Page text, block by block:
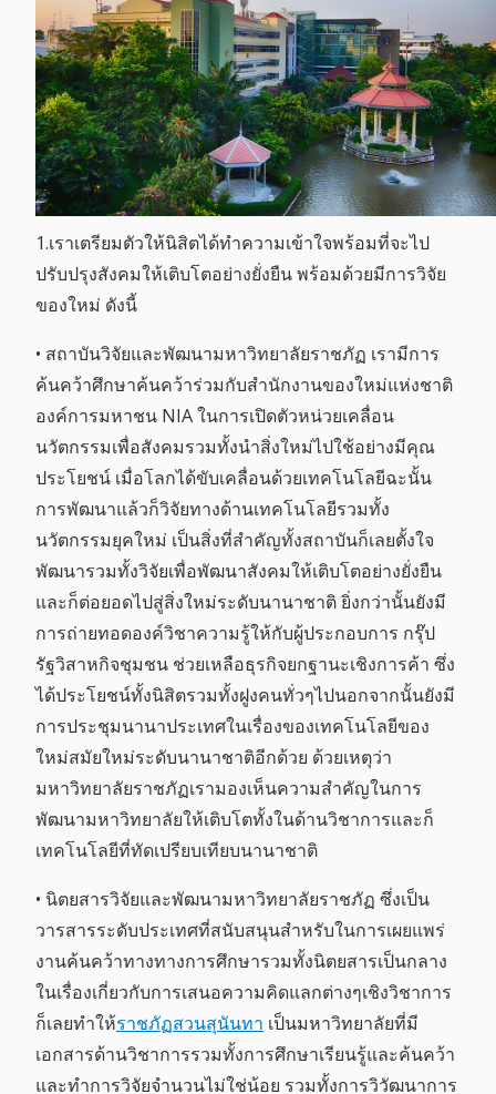
1.เราเตรียมตัวให้นิสิตได้ทำความเข้าใจพร้อมที่จะไป
ปรับปรุงสังคมให้เติบโตอย่างยั่งยืน พร้อมด้วยมีการวิจัย
ของใหม่ ดังนี้
• สถาบันวิจัยและพัฒนามหาวิทยาลัยราชภัฏ เรามีการ
ค้นคว้าศึกษาค้นคว้าร่วมกับสำนักงานของใหม่แห่งชาติ
องค์การมหาชน NIA ในการเปิดตัวหน่วยเคลื่อน
นวัตกรรมเพื่อสังคมรวมทั้งนำสิ่งใหม่ไปใช้อย่างมีคุณ
ประโยชน์ เมื่อโลกได้ขับเคลื่อนด้วยเทคโนโลยีฉะนั้น
การพัฒนาแล้วก็วิจัยทางด้านเทคโนโลยีรวมทั้ง
นวัตกรรมยุคใหม่ เป็นสิ่งที่สำคัญทั้งสถาบันก็เลยตั้งใจ
พัฒนารวมทั้งวิจัยเพื่อพัฒนาสังคมให้เติบโตอย่างยั่งยืน
และก็ต่อยอดไปสู่สิ่งใหม่ระดับนานาชาติ ยิ่งกว่านั้นยังมี
การถ่ายทอดองค์วิชาความรู้ให้กับผู้ประกอบการ กรุ๊ป
รัฐวิสาหกิจชุมชน ช่วยเหลือธุรกิจยกฐานะเชิงการค้า ซึ่ง
ได้ประโยชน์ทั้งนิสิตรวมทั้งฝูงคนทั่วๆไปนอกจากนั้นยังมี
การประชุมนานาประเทศในเรื่องของเทคโนโลยีของ
ใหม่สมัยใหม่ระดับนานาชาติอีกด้วย ด้วยเหตุว่า
มหาวิทยาลัยราชภัฏเรามองเห็นความสำคัญในการ
พัฒนามหาวิทยาลัยให้เติบโตทั้งในด้านวิชาการและก็
เทคโนโลยีที่ทัดเปรียบเทียบนานาชาติ
• นิตยสารวิจัยและพัฒนามหาวิทยาลัยราชภัฏ ซึ่งเป็น
วารสารระดับประเทศที่สนับสนุนสำหรับในการเผยแพร่
งานค้นคว้าทางทางการศึกษารวมทั้งนิตยสารเป็นกลาง
ในเรื่องเกี่ยวกับการเสนอความคิดแลกต่างๆเชิงวิชาการ
ก็เลยทำให้ราชภัฏสวนสุนันทา เป็นมหาวิทยาลัยที่มี
เอกสารด้านวิชาการรวมทั้งการศึกษาเรียนรู้และค้นคว้า
และทำการวิจัยจำนวนไม่ใช่น้อย รวมทั้งการวิวัฒนาการ